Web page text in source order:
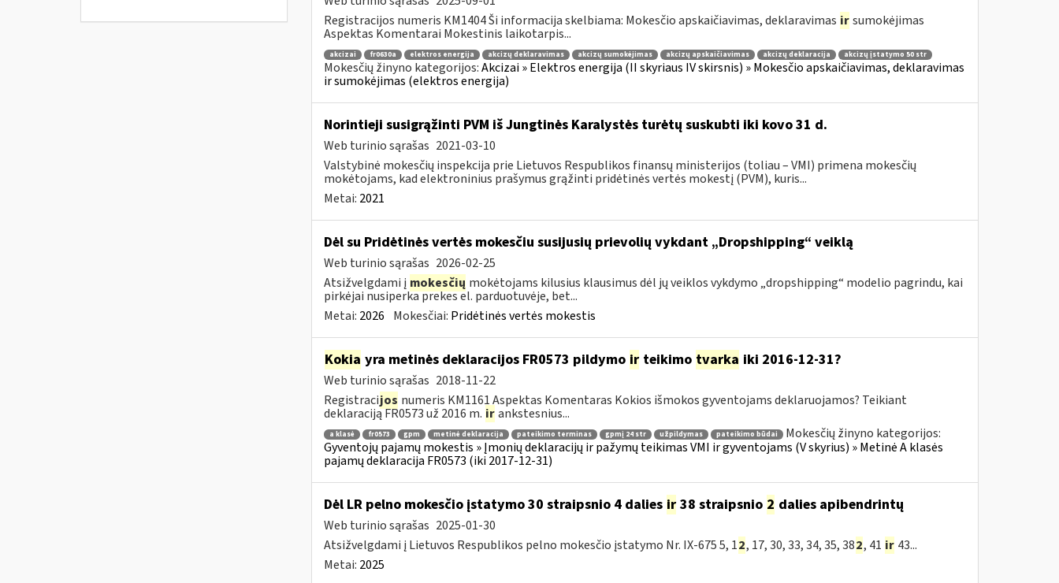
Registracijos numeris KM1404 Ši informacija skelbiama: Mokesčio apskaičiavimas, deklaravimas ir sumokėjimas
Aspektas Komentarai Mokestinis laikotarpis...
akcizai fr0630a elektros energija akcizų deklaravimas akcizų sumokėjimas akcizų apskaičiavimas akcizų deklaracija akcizų įstatymo 50 str
Mokesčių žinyno kategorijos:Akcizai » Elektros energija (II skyriaus IV skirsnis) » Mokesčio apskaičiavimas, deklaravimas
ir sumokėjimas (elektros energija)
Norintieji susigrąžinti PVM iš Jungtinės Karalystės turėtų suskubti iki kovo 31 d.
Web turinio sąrašas 2021-03-10
Valstybinė mokesčių inspekcija prie Lietuvos Respublikos finansų ministerijos (toliau – VMI) primena mokesčių
mokėtojams, kad elektroninius prašymus grąžinti pridėtinės vertės mokestį (PVM), kuris...
Metai: 2021
Dėl su Pridėtinės vertės mokesčiu susijusių prievolių vykdant „Dropshipping“ veiklą
Web turinio sąrašas 2026-02-25
Atsižvelgdami į mokesčių mokėtojams kilusius klausimus dėl jų veiklos vykdymo „dropshipping“ modelio pagrindu, kai
pirkėjai nusiperka prekes el. parduotuvėje, bet...
Metai: 2026 Mokesčiai: Pridėtinės vertės mokestis
Kokia yra metinės deklaracijos FR0573 pildymo irteikimo tvarka iki 2016-12-31?
Web turinio sąrašas 2018-11-22
Registracijos numeris KM1161 Aspektas Komentaras Kokios išmokos gyventojams deklaruojamos? Teikiant
deklaraciją FR0573 už 2016 m. ir ankstesnius...
a klasė fr0573 gpm metinė deklaracija pateikimo terminas gpmį 24 str užpildymas pateikimo būdai
Mokesčių žinyno kategorijos:
Gyventojų pajamų mokestis » Įmonių deklaracijų ir pažymų teikimas VMI ir gyventojams (V skyrius) » Metinė A klasės
pajamų deklaracija FR0573 (iki 2017-12-31)
Dėl LR pelno mokesčio įstatymo 30 straipsnio 4 dalies ir38 straipsnio 2 dalies apibendrintų
Web turinio sąrašas 2025-01-30
Atsižvelgdami į Lietuvos Respublikos pelno mokesčio įstatymo Nr. IX-675 5, 12, 17, 30, 33, 34, 35, 382, 41 ir 43...
Metai: 2025